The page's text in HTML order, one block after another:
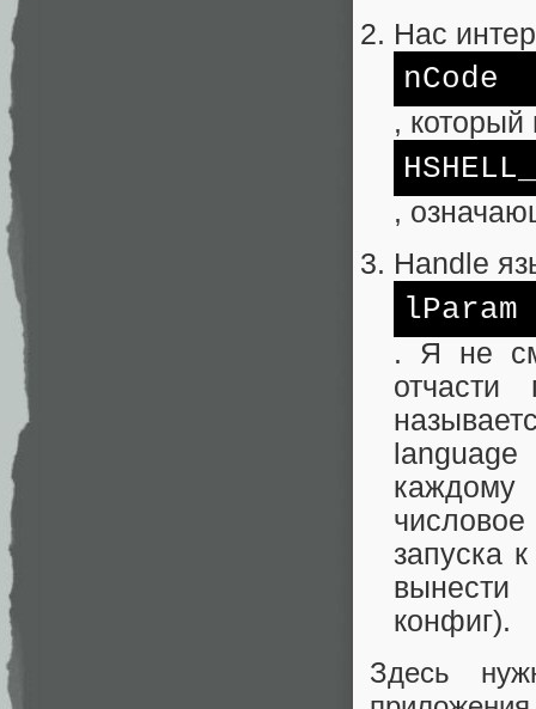
Нас
nCode
, который
,
Handle
lParam
. Я не
каждому
запуска
конфиг).
Здесь